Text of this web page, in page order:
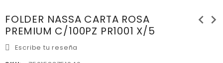
FOLDER NASSA CARTA ROSA
PREMIUM C/100PZ PR1001 X/5
chevron_left chevron_right
Escribe tu reseña